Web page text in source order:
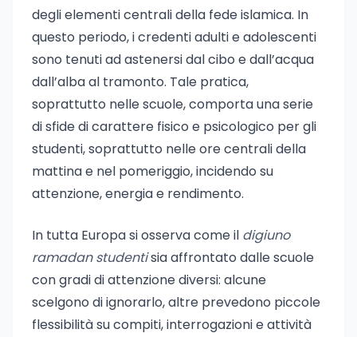
degli elementi centrali della fede islamica. In
questo periodo, i credenti adulti e adolescenti
sono tenuti ad astenersi dal cibo e dall’acqua
dall’alba al tramonto. Tale pratica,
soprattutto nelle scuole, comporta una serie
di sfide di carattere fisico e psicologico per gli
studenti, soprattutto nelle ore centrali della
mattina e nel pomeriggio, incidendo su
attenzione, energia e rendimento.
In tutta Europa si osserva come il digiuno
ramadan studentisia affrontato dalle scuole
con gradi di attenzione diversi: alcune
scelgono di ignorarlo, altre prevedono piccole
flessibilità su compiti, interrogazioni e attività